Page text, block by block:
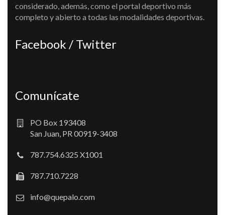
considerado, además, como el portal deportivo más
completo y abierto a todas las modalidades deportivas.
Facebook / Twitter
Comunícate
PO Box 193408
San Juan, PR 00919-3408
787.754.6325 X1001
787.710.7228
info@quepalo.com